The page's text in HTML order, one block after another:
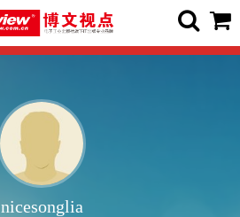
nicesonglia